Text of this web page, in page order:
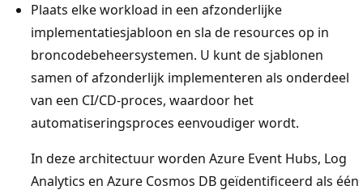
Plaats elke workload in een afzonderlijke
implementatiesjabloon en sla de resources op in
broncodebeheersystemen. U kunt de sjablonen
samen of afzonderlijk implementeren als onderdeel
van een CI/CD-proces, waardoor het
automatiseringsproces eenvoudiger wordt.
In deze architectuur worden Azure Event Hubs, Log
Analytics en Azure Cosmos DB geïdentificeerd als één